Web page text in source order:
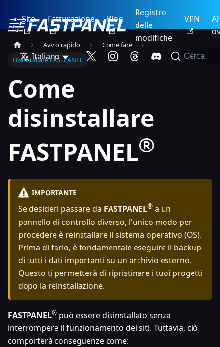
Sito Fatturazione Blog
Registro
delle
modifiche
VPN
Italiano Cerca
Avvio rapido
Come fare
Disinstallare FASTPANEL
Come
disinstallare
FASTPANEL®
IMPORTANTE
Se desideri passare da FASTPANEL® a un
pannello di controllo diverso, l'unico modo per
procedere è reinstallare il sistema operativo (OS).
Prima di farlo, è fondamentale eseguire il backup
di tutti i dati importanti su un archivio esterno.
Questo ti permetterà di ripristinare i tuoi progetti
dopo la reinstallazione.
FASTPANEL® può essere disinstallato senza
interrompere il funzionamento dei siti. Tuttavia, ciò
comporterà conseguenze come: